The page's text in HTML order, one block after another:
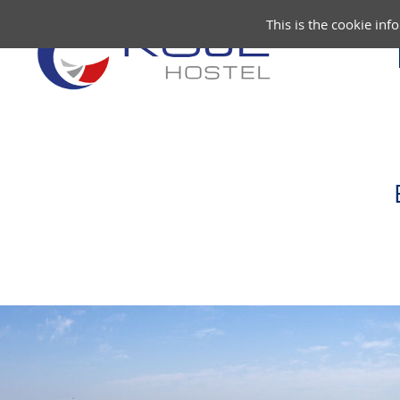
This is the cookie